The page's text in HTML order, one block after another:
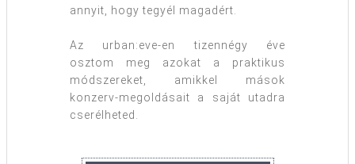
annyit, hogy tegyél magadért.
Az urban:eve-en tizennégy éve
osztom meg azokat a praktikus
módszereket, amikkel mások
konzerv-megoldásait a saját utadra
cserélheted.